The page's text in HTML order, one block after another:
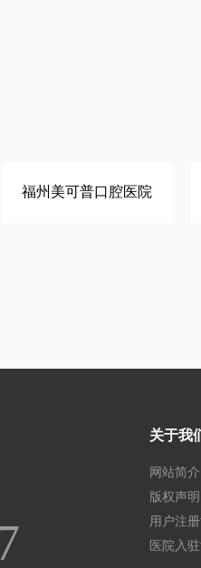
福州美可普口腔医院
关于我
网站简介
版权声明
用户注
医院入